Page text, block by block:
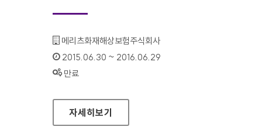
기관명 :
메리츠화재해상보험주식회사
인증기간 :
2015.06.30 ~ 2016.06.29
상태 :
만료
메리츠화재 다이렉트몰 홈페이지
자세히보기